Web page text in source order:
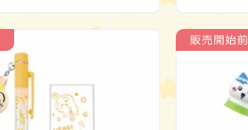
販売開始前